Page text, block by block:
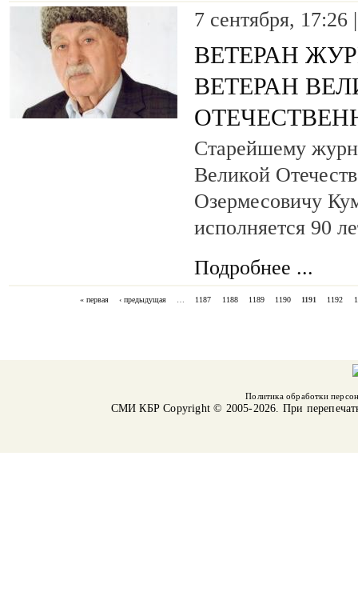
7 сентября, 17:26
ВЕТЕРАН
ВЕТЕРАН
Старейшему
Великой
Озермесовичу
исполняется 90
Подробнее ...
« первая ‹ предыдущая … 1187 1188 1189 1190 1191 1192
Политика обработки
СМИ КБРCopyright © 2005-2026. При